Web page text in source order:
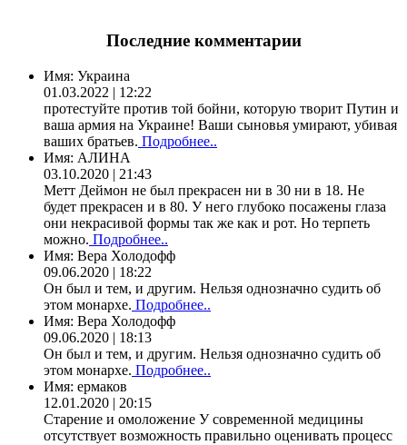
Последние комментарии
Имя: Украина
01.03.2022 | 12:22
протестуйте против той бойни, которую творит Путин и
ваша армия на Украине! Ваши сыновья умирают, убивая
ваших братьев. Подробнее..
Имя: АЛИНА
03.10.2020 | 21:43
Метт Деймон не был прекрасен ни в 30 ни в 18. Не
будет прекрасен и в 80. У него глубоко посажены глаза
они некрасивой формы так же как и рот. Но терпеть
можно. Подробнее..
Имя: Вера Холодофф
09.06.2020 | 18:22
Он был и тем, и другим. Нельзя однозначно судить об
этом монархе. Подробнее..
Имя: Вера Холодофф
09.06.2020 | 18:13
Он был и тем, и другим. Нельзя однозначно судить об
этом монархе. Подробнее..
Имя: ермаков
12.01.2020 | 20:15
Старение и омоложение У современной медицины
отсутствует возможность правильно оценивать процесс